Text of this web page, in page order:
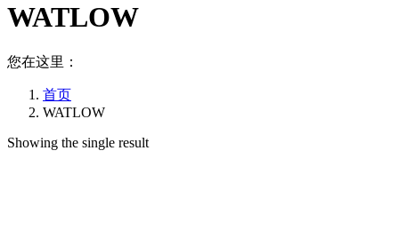
WATLOW
您在这里：
首页
WATLOW
Showing the single result